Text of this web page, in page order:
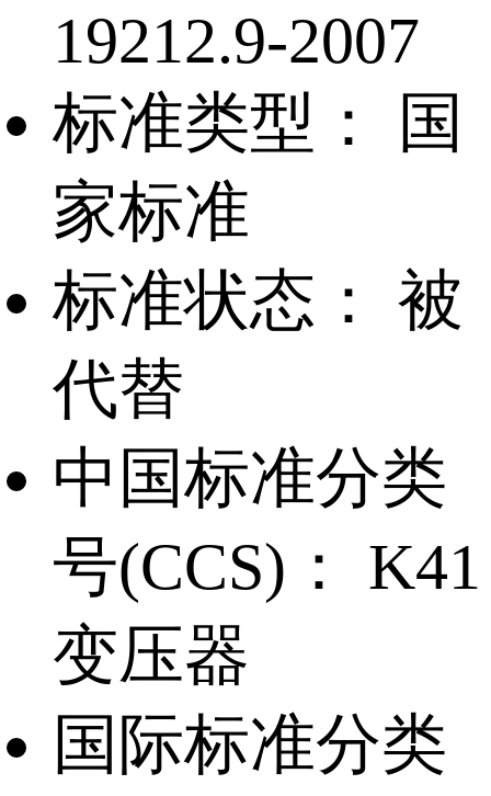
19212.9-2007
标准类型：
国
家标准
标准状态：
被
代替
中国标准分类
号(CCS)：
K41
变压器
国际标准分类